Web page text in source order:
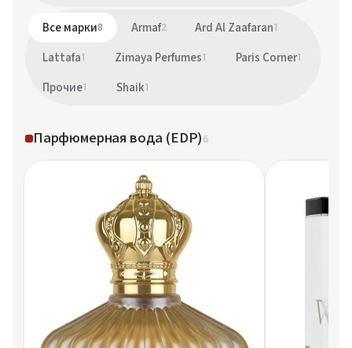
Все марки8 Armaf2 Ard Al Zaafaran1
Lattafa1 Zimaya Perfumes1 Paris Corner1
Прочие1 Shaik1
Парфюмерная вода (EDP)6